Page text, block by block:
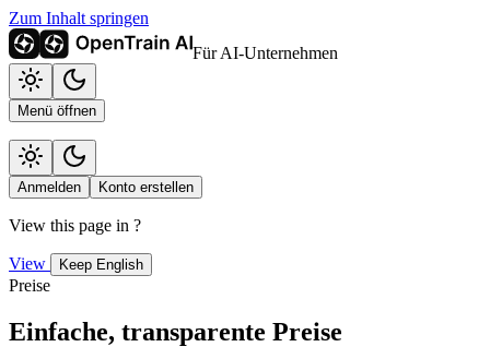
Zum Inhalt springen
Für AI-Unternehmen
Menü öffnen
Anmelden Konto erstellen
View this page in ?
View Keep English
Preise
Einfache, transparente Preise